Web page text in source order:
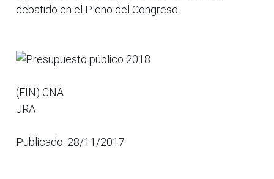
debatido en el Pleno del Congreso.
(FIN) CNA
JRA
Publicado: 28/11/2017